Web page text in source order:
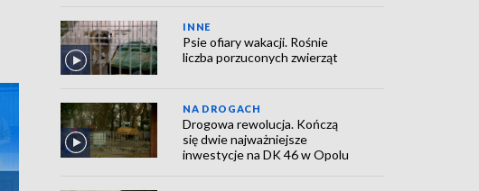
INNE
Psie ofiary wakacji. Rośnie
liczba porzuconych zwierząt
NA DROGACH
Drogowa rewolucja. Kończą
się dwie najważniejsze
inwestycje na DK 46 w Opolu